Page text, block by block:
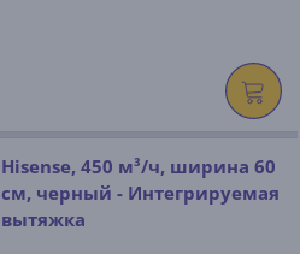
Hisense, 450 м³/ч, ширина 60
см, черный - Интегрируемая
вытяжка